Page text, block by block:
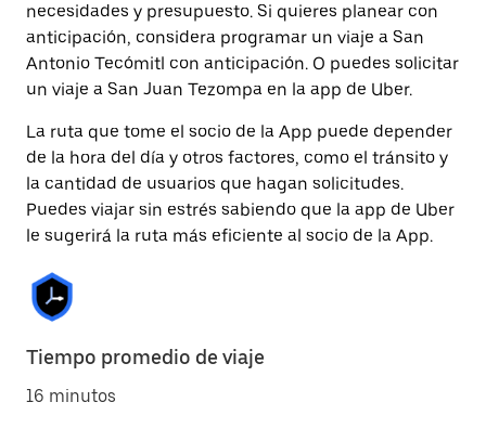
necesidades y presupuesto. Si quieres planear con
anticipación, considera programar un viaje a San
Antonio Tecómitl con anticipación. O puedes solicitar
un viaje a San Juan Tezompa en la app de Uber.
La ruta que tome el socio de la App puede depender
de la hora del día y otros factores, como el tránsito y
la cantidad de usuarios que hagan solicitudes.
Puedes viajar sin estrés sabiendo que la app de Uber
le sugerirá la ruta más eficiente al socio de la App.
Tiempo promedio de viaje
16 minutos